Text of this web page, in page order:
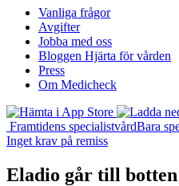
Vanliga frågor
Avgifter
Jobba med oss
Bloggen Hjärta för vården
Press
Om Medicheck
Framtidens specialistvårdBara
Inget krav på remiss
Eladio går till